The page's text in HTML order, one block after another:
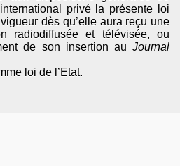
privé la présente loi
dès qu’elle aura reçu une
radiodiffusée et télévisée, ou
de son insertion au Journal
loi de l’Etat.